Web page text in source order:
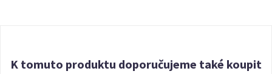
K tomuto produktu doporučujeme také koupit